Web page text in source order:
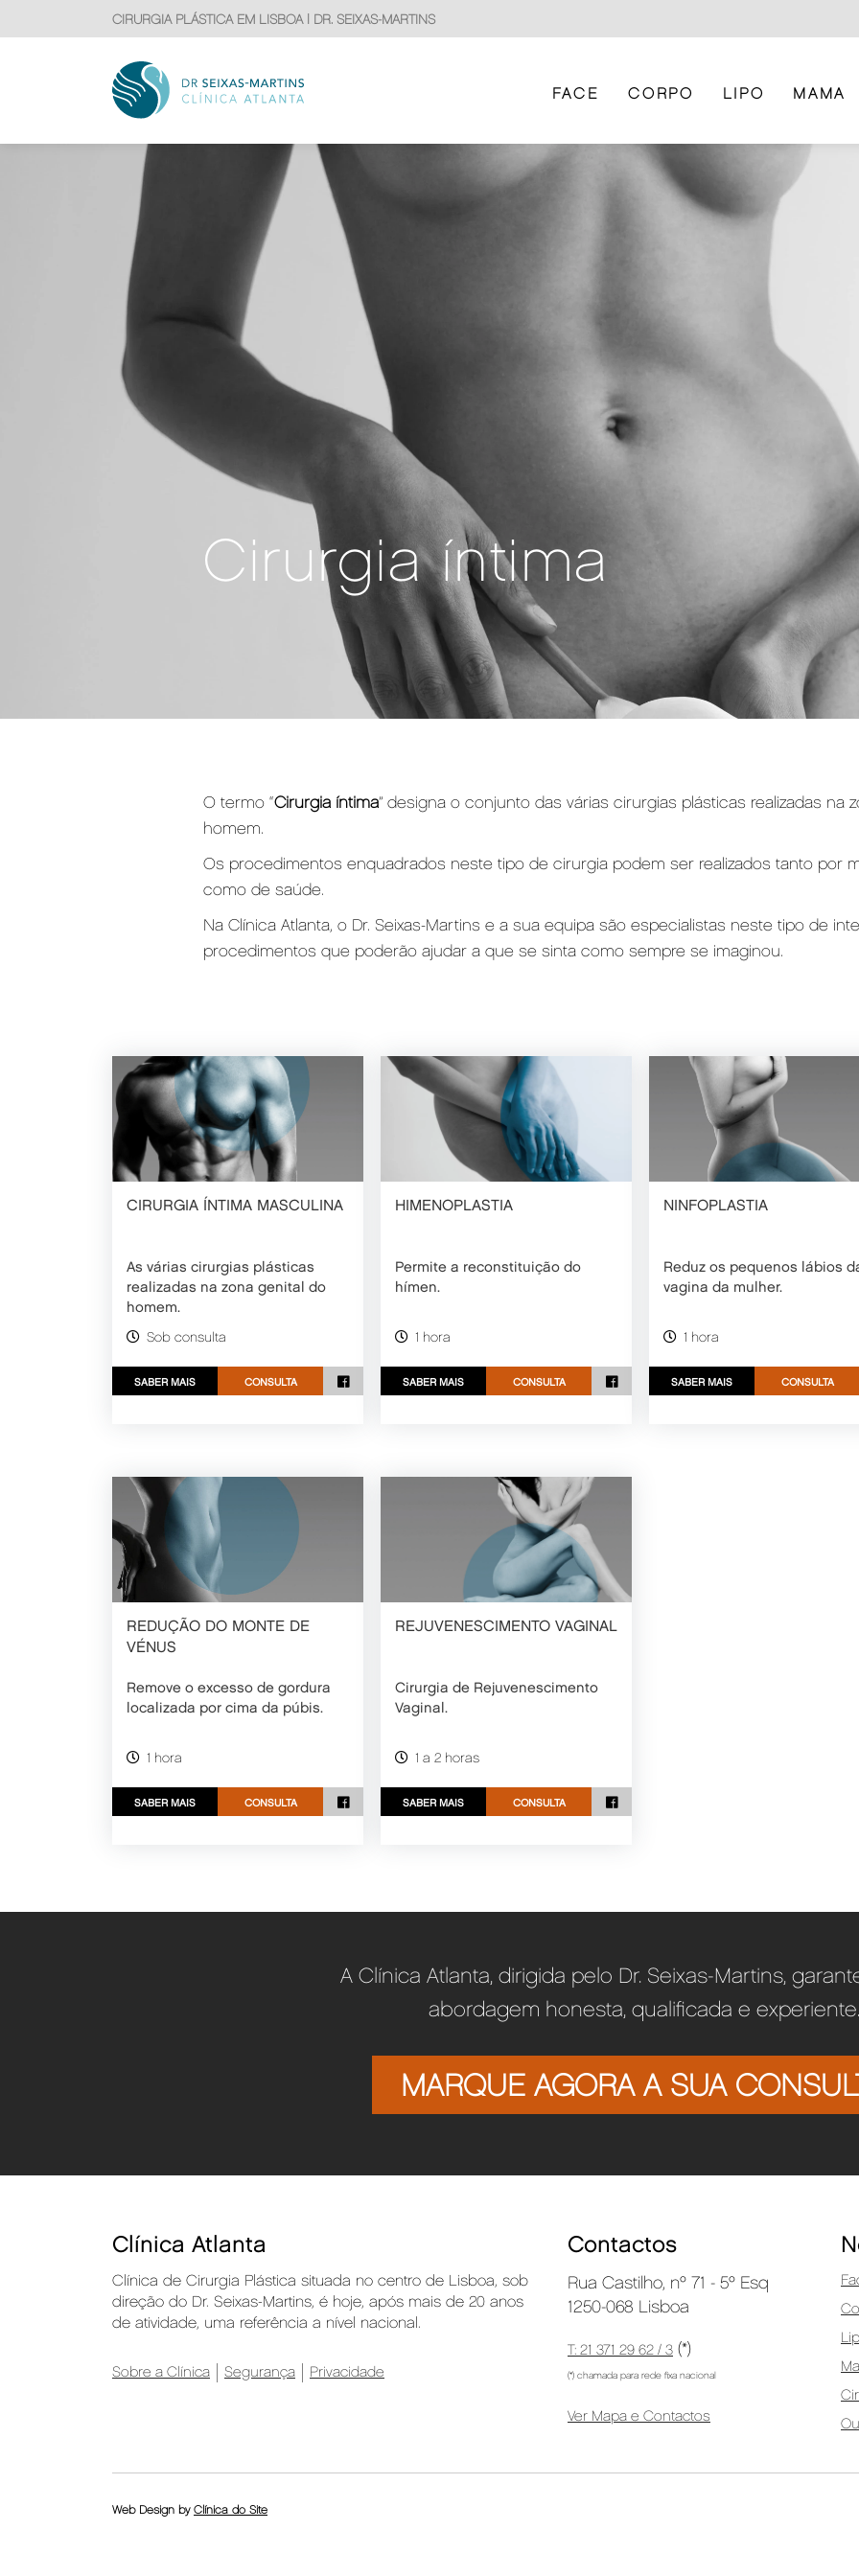
CIRURGIA PLÁSTICA EM LISBOA | DR. SEIXAS-MARTINS
FACE CORPO LIPO MAMA
Cirurgia íntima
O termo “Cirurgia íntima” designa o conjunto das várias cirurgias plásticas realizadas na
homem.
Os procedimentos enquadrados neste tipo de cirurgia podem ser realizados tanto por
como de saúde.
Na Clínica Atlanta, o Dr. Seixas-Martins e a sua equipa são especialistas neste tipo de
procedimentos que poderão ajudar a que se sinta como sempre se imaginou.
CIRURGIA ÍNTIMA MASCULINA
As várias cirurgias plásticas
realizadas na zona genital do
homem.
Sob consulta
SABER MAIS CONSULTA
HIMENOPLASTIA
Permite a reconstituição do
hímen.
1 hora
SABER MAIS CONSULTA
NINFOPLASTIA
Reduz os pequenos lábios
vagina da mulher.
1 hora
SABER MAIS CONSULTA
REDUÇÃO DO MONTE DE
VÉNUS
Remove o excesso de gordura
localizada por cima da púbis.
1 hora
SABER MAIS CONSULTA
REJUVENESCIMENTO VAGINAL
Cirurgia de Rejuvenescimento
Vaginal.
1 a 2 horas
SABER MAIS CONSULTA
A Clínica Atlanta, dirigida pelo Dr. Seixas-Martins,
abordagem honesta, qualificada e experiente.
MARQUE AGORA A SUA
Clínica Atlanta
Clínica de Cirurgia Plástica situada no centro de Lisboa, sob
direção do Dr. Seixas-Martins, é hoje, após mais de 20 anos
de atividade, uma referência a nível nacional.
Sobre a Clínica Segurança Privacidade
Contactos
Rua Castilho, nº 71 - 5º Esq
1250-068 Lisboa
T: 21 371 29 62 / 3 (*)
(*) chamada para rede fixa nacional
Ver Mapa e Contactos
Web Design by Clínica do Site